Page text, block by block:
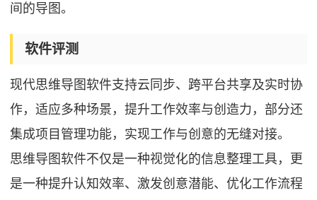
间的导图。
软件评测
现代思维导图软件支持云同步、跨平台共享及实时协
作，适应多种场景，提升工作效率与创造力，部分还
集成项目管理功能，实现工作与创意的无缝对接。
思维导图软件不仅是一种视觉化的信息整理工具，更
是一种提升认知效率、激发创意潜能、优化工作流程